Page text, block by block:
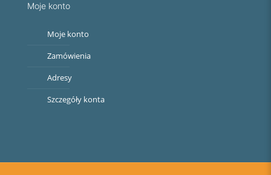
Moje konto
Moje konto
Zamówienia
Adresy
Szczegóły konta